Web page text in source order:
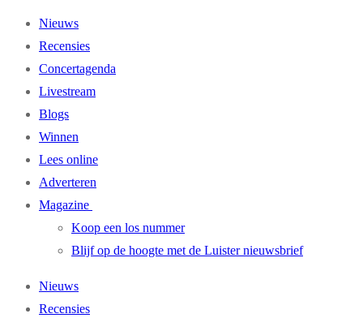
Nieuws
Recensies
Concertagenda
Livestream
Blogs
Winnen
Lees online
Adverteren
Magazine
Koop een los nummer
Blijf op de hoogte met de Luister nieuwsbrief
Nieuws
Recensies